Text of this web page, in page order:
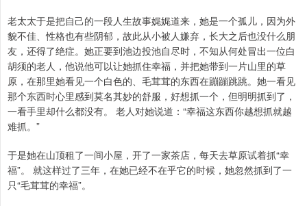
老太太于是把自己的一段人生故事娓娓道来，她是一个孤儿，因为外
貌不佳、性格也有些阴郁，故此从小被人嫌弃，长大之后也没什么朋
友，还得了绝症。她正要到池边投池自尽时，不知从何处冒出一位白
胡须的老人，他说他可以让她抓住幸福，并把她带到一片山里的草
原，在那里她看见一个白色的、毛茸茸的东西在蹦蹦跳跳。她一看见
那个东西时心里感到莫名其妙的舒服，好想抓一个，但明明抓到了，
一看手里却什么都没有。 老人对她说道：“幸福这东西你越想抓就越
难抓。”
于是她在山顶租了一间小屋，开了一家茶店，每天去草原试着抓“幸
福”。 就这样过了三年，在她已经不在乎它的时候，她忽然抓到了一
只“毛茸茸的幸福”。